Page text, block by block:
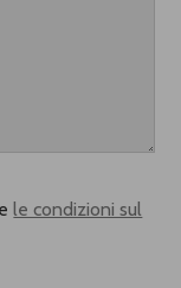
le condizioni sul